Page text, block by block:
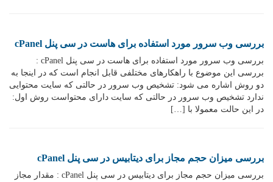
بررسی وب سرور مورد استفاده برای هاست در سی پنل cPanel
بررسی وب سرور مورد استفاده برای هاست در سی پنل cPanel :
بررسی این موضوع با راهکارهای مختلفی قابل انجام است که در اینجا به
دو روش اشاره می شود: تشخیص وب سرور در حالتی که سایت محتوایی
ندارد تشخیص وب سرور در حالتی که سایت دارای محتواست روش اول:
در این حالت معمولا با […]
بررسی میزان حجم مجاز برای دیتابیس در سی پنل cPanel
بررسی میزان حجم مجاز برای دیتابیس در سی پنل cPanel : مقدار مجاز